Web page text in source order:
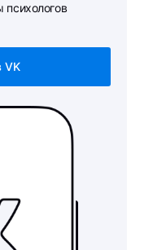
психологов
VK